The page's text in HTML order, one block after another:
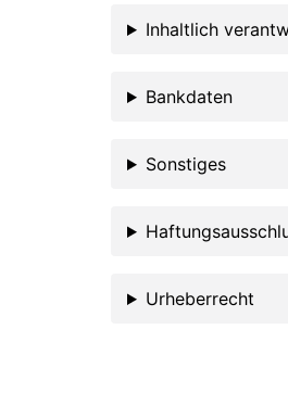
Inhaltlich
Bankdaten
Sonstiges
Urheberrecht